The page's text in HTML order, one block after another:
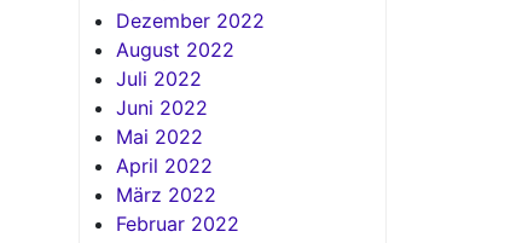
Dezember 2022
August 2022
Juli 2022
Juni 2022
Mai 2022
April 2022
März 2022
Februar 2022